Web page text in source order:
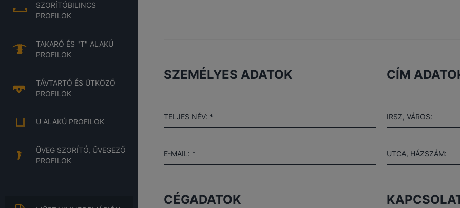
SZORÍTÓBILINCS
PROFILOK
TAKARÓ ÉS "T" ALAKÚ
PROFILOK
TÁVTARTÓ ÉS ÜTKÖZŐ
PROFILOK
U ALAKÚ PROFILOK
ÜVEG SZORÍTÓ, ÜVEGEZŐ
PROFILOK
SZEMÉLYES ADATOK
TELJES NÉV: *
E-MAIL: *
CÉGADATOK
CÍM
IRSZ, VÁROS:
UTCA, HÁZSZÁM: